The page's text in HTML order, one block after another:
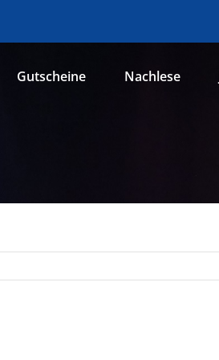
Gutscheine Nachlese